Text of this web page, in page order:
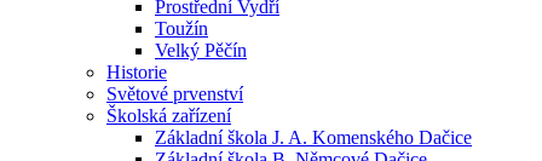
Prostřední Vydří
Toužín
Velký Pěčín
Historie
Světové prvenství
Školská zařízení
Základní škola J. A. Komenského Dačice